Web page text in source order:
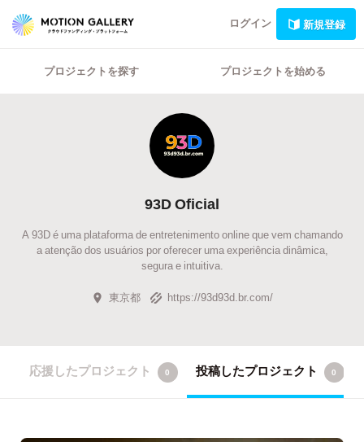
ログイン 新規登録
プロジェクトを探す プロジェクトを始める
93D Oficial
A 93D é uma plataforma de entretenimento online que vem chamando
a atenção dos usuários por oferecer uma experiência dinâmica,
segura e intuitiva.
東京都 https://93d93d.br.com/
応援したプロジェクト 0 投稿したプロジェクト 0